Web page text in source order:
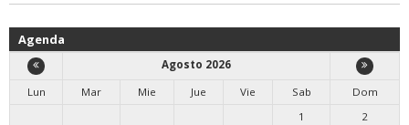
Agenda
Agosto 2026
Lun
Mar Mie Jue Vie Sab
Dom
1
2